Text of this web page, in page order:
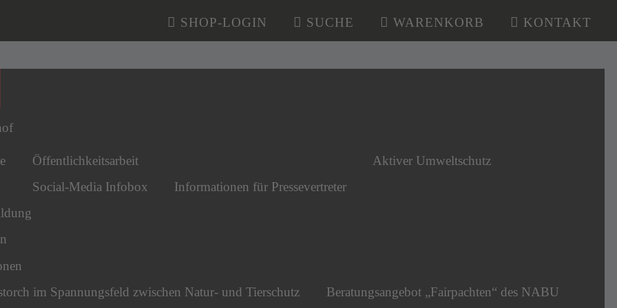
SHOP-LOGIN SUCHE WARENKORB KONTAKT
überspringen
Öffentlichkeitsarbeit
Social-Media Infobox
Informationen für Pressevertreter
Aktiver Umweltschutz
im Spannungsfeld zwischen Natur- und Tierschutz
Beratungsangebot „Fairpachten“ des NABU